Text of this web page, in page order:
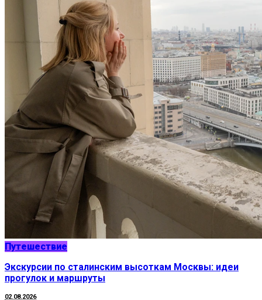
Путешествие
Экскурсии по сталинским высоткам Москвы: идеи
прогулок и маршруты
02.08.2026